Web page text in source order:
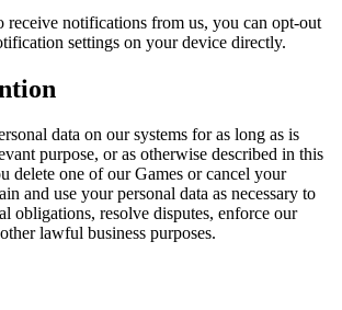
notifications from us, you can opt-out
settings on your device directly.
data on our systems for as long as is
purpose, or as otherwise described in this
delete one of our Games or cancel your
and use your personal data as necessary to
obligations, resolve disputes, enforce our
lawful business purposes.